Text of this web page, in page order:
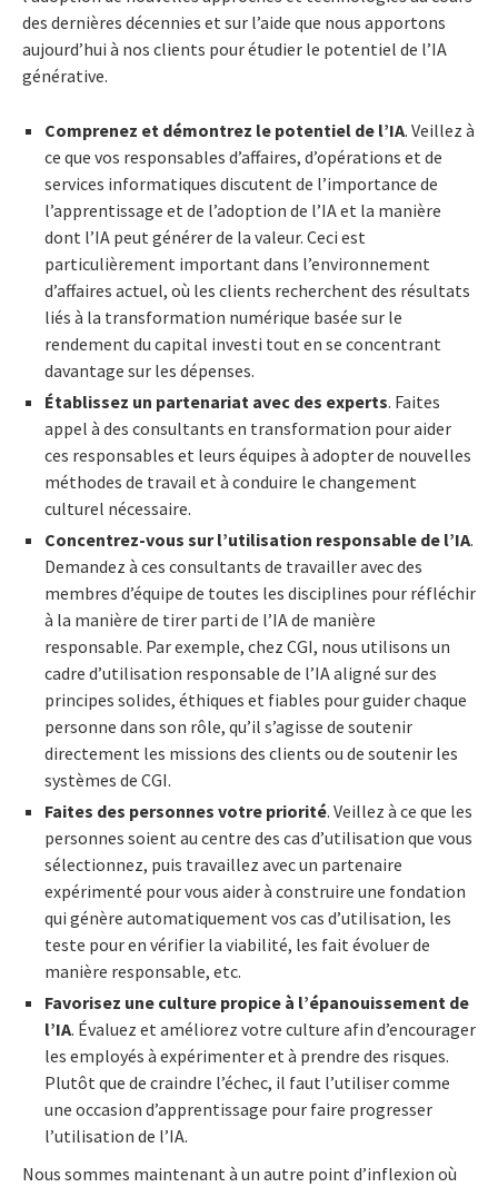
des dernières décennies et sur l’aide que nous apportons
aujourd’hui à nos clients pour étudier le potentiel de l’IA
générative.
Comprenez et démontrez le potentiel de l’IA. Veillez à
ce que vos responsables d’affaires, d’opérations et de
services informatiques discutent de l’importance de
l’apprentissage et de l’adoption de l’IA et la manière
dont l’IA peut générer de la valeur. Ceci est
particulièrement important dans l’environnement
d’affaires actuel, où les clients recherchent des résultats
liés à la transformation numérique basée sur le
rendement du capital investi tout en se concentrant
davantage sur les dépenses.
Établissez un partenariat avec des experts. Faites
appel à des consultants en transformation pour aider
ces responsables et leurs équipes à adopter de nouvelles
méthodes de travail et à conduire le changement
culturel nécessaire.
Concentrez-vous sur l’utilisation responsable de l’IA.
Demandez à ces consultants de travailler avec des
membres d’équipe de toutes les disciplines pour réfléchir
à la manière de tirer parti de l’IA de manière
responsable. Par exemple, chez CGI, nous utilisons un
cadre d’utilisation responsable de l’IA aligné sur des
principes solides, éthiques et fiables pour guider chaque
personne dans son rôle, qu’il s’agisse de soutenir
directement les missions des clients ou de soutenir les
systèmes de CGI.
Faites des personnes votre priorité. Veillez à ce que les
personnes soient au centre des cas d’utilisation que vous
sélectionnez, puis travaillez avec un partenaire
expérimenté pour vous aider à construire une fondation
qui génère automatiquement vos cas d’utilisation, les
teste pour en vérifier la viabilité, les fait évoluer de
manière responsable, etc.
Favorisez une culture propice à l’épanouissement de
l’IA. Évaluez et améliorez votre culture afin d’encourager
les employés à expérimenter et à prendre des risques.
Plutôt que de craindre l’échec, il faut l’utiliser comme
une occasion d’apprentissage pour faire progresser
l’utilisation de l’IA.
Nous sommes maintenant à un autre point d’inflexion où